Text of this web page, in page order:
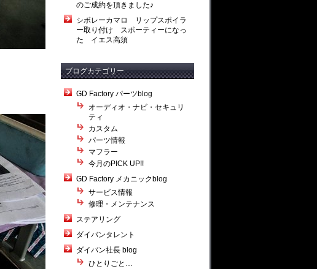
のご成約を頂きました♪
シボレーカマロ リップスポイラ
ー取り付け スポーティーになっ
た イエス高須
ブログカテゴリー
GD Factory パーツblog
オーディオ・ナビ・セキュリ
ティ
カスタム
パーツ情報
マフラー
今月のPICK UP!!
GD Factory メカニックblog
サービス情報
修理・メンテナンス
ステアリング
ダイバンタレント
ダイバン社長 blog
ひとりごと…